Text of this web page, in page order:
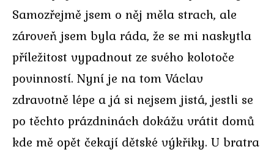
Samozřejmě jsem o něj měla strach, ale
zároveň jsem byla ráda, že se mi naskytla
příležitost vypadnout ze svého kolotoče
povinností. Nyní je na tom Václav
zdravotně lépe a já si nejsem jistá, jestli se
po těchto prázdninách dokážu vrátit domů
kde mě opět čekají dětské výkřiky. U bratra